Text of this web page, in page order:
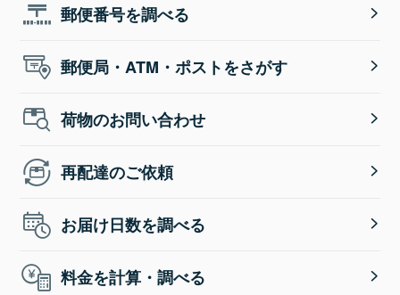
郵便番号を調べる
郵便局・ATM・ポストをさがす
荷物のお問い合わせ
再配達のご依頼
お届け日数を調べる
料金を計算・調べる